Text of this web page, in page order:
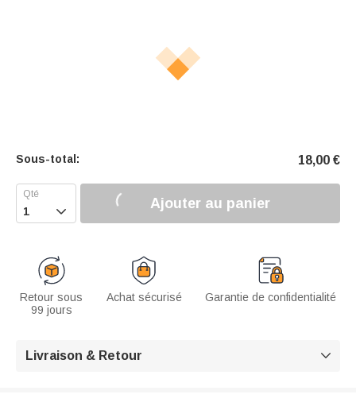
Sous-total: 18,00 €
 Ajouter au panier
Retour sous
99 jours
Achat sécurisé Garantie de confidentialité
Livraison & Retour 